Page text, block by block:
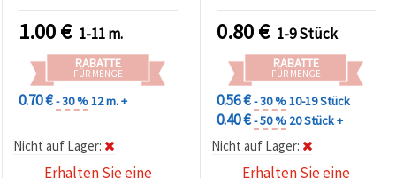
1.00€ 1-11 m.
RABATTE
FÜR MENGE
0.70 €- 30 %12 m. +
Nicht auf Lager:
Erhalten Sie eine
0.80€ 1-9 Stück
RABATTE
FÜR MENGE
0.56 €- 30 %10-19 Stück
0.40 €- 50 % 20 Stück +
Nicht auf Lager:
Erhalten Sie eine